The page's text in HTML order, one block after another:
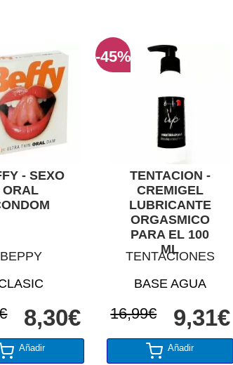
- SEXO
ORAL
BEPPY
8,30€
Añadir
TENTACION -
CREMIGEL
LUBRICANTE
ORGASMICO
PARA EL 100
ML
TENTACIONES
BASE AGUA
16,99€ 9,31€
Añadir
-45%